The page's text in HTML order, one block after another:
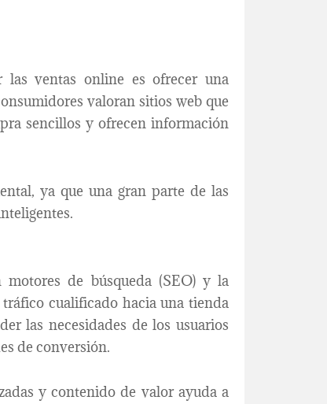
las ventas online es ofrecer una
valoran sitios web que
sencillos y ofrecen información
ya que una gran parte de las
de búsqueda (SEO) y la
cualificado hacia una tienda
las necesidades de los usuarios
de conversión.
y contenido de valor ayuda a